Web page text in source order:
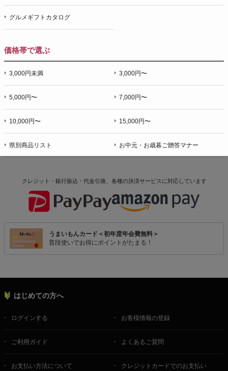
グルメギフトカタログ
価格帯で選ぶ
3,000円未満 3,000円〜
5,000円〜 7,000円〜
10,000円〜 15,000円〜
県別商品リスト お中元・お歳暮ご贈答マナー
クレジット・銀行振込・代金引換、各種の決済サービスに対応しています
うまいもんカード＜初年度年会費無料＞
普段使いでお得にポイントがたまる！
はじめての方へ
ログインする お客様情報の登録
ご利用ガイド よくあるご質問
お支払い方法について クレジットカードでのお支払い